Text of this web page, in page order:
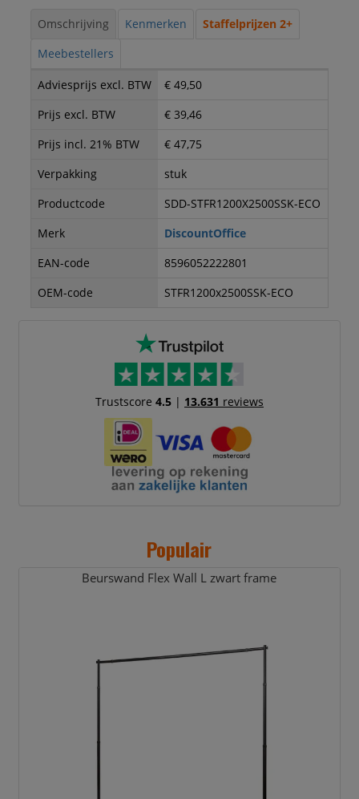
Omschrijving Kenmerken
Staffelprijzen 2+
Meebestellers
Adviesprijs excl. BTW
€ 49,50
Prijs excl. BTW
€ 39,46
Prijs incl. 21% BTW
€ 47,75
Verpakking
stuk
Productcode
SDD-STFR1200X2500SSK-ECO
Merk
DiscountOffice
EAN-code
8596052222801
OEM-code
STFR1200x2500SSK-ECO
Trustscore 4.5| 13.631 reviews
Populair
Beurswand Flex Wall L zwart frame